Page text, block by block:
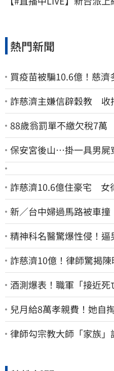
熱門新聞
買疫苗被騙10.6億！慈
詐慈濟主嫌信辟穀教 收
88歲翁罰單不繳欠稅7
保安宮後山…掛一具男屍
詐慈濟10.6億住豪宅 女
新／台中婦過馬路被車
精神科名醫驚爆性侵！逼
詐慈濟10億！律師驚揭陳
酒測爆表！職軍「接近
兒月給8萬孝親費！她
原地「傷心不已」
律師勾宗教大師「家族